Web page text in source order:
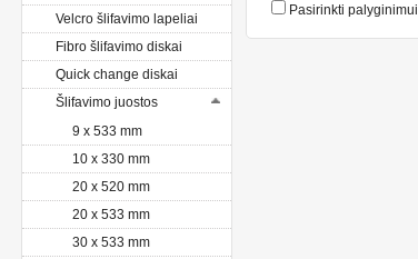
Velcro šlifavimo lapeliai
Fibro šlifavimo diskai
Quick change diskai
Šlifavimo juostos
9 x 533 mm
10 x 330 mm
20 x 520 mm
20 x 533 mm
30 x 533 mm
Pasirinkti palyginimui